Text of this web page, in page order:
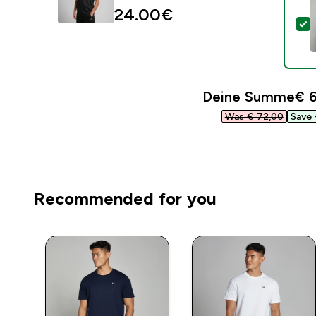
24.00€‎
Deine Summe€
Was € 72,00‎ Save
Recommended for you